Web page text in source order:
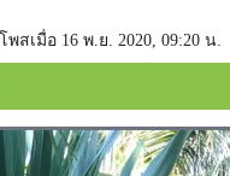
โพสเมื่อ 16 พ.ย. 2020, 09:20 น.